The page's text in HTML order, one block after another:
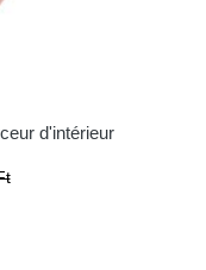
d'intérieur